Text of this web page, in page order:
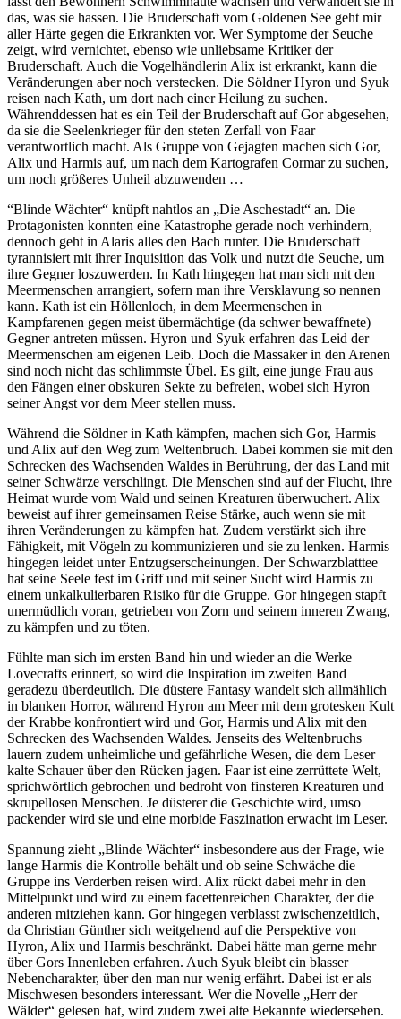
das, was sie hassen. Die Bruderschaft vom Goldenen See geht mir
aller Härte gegen die Erkrankten vor. Wer Symptome der Seuche
zeigt, wird vernichtet, ebenso wie unliebsame Kritiker der
Bruderschaft. Auch die Vogelhändlerin Alix ist erkrankt, kann die
Veränderungen aber noch verstecken. Die Söldner Hyron und Syuk
reisen nach Kath, um dort nach einer Heilung zu suchen.
Währenddessen hat es ein Teil der Bruderschaft auf Gor abgesehen,
da sie die Seelenkrieger für den steten Zerfall von Faar
verantwortlich macht. Als Gruppe von Gejagten machen sich Gor,
Alix und Harmis auf, um nach dem Kartografen Cormar zu suchen,
um noch größeres Unheil abzuwenden …
“Blinde Wächter“ knüpft nahtlos an „Die Aschestadt“ an. Die
Protagonisten konnten eine Katastrophe gerade noch verhindern,
dennoch geht in Alaris alles den Bach runter. Die Bruderschaft
tyrannisiert mit ihrer Inquisition das Volk und nutzt die Seuche, um
ihre Gegner loszuwerden. In Kath hingegen hat man sich mit den
Meermenschen arrangiert, sofern man ihre Versklavung so nennen
kann. Kath ist ein Höllenloch, in dem Meermenschen in
Kampfarenen gegen meist übermächtige (da schwer bewaffnete)
Gegner antreten müssen. Hyron und Syuk erfahren das Leid der
Meermenschen am eigenen Leib. Doch die Massaker in den Arenen
sind noch nicht das schlimmste Übel. Es gilt, eine junge Frau aus
den Fängen einer obskuren Sekte zu befreien, wobei sich Hyron
seiner Angst vor dem Meer stellen muss.
Während die Söldner in Kath kämpfen, machen sich Gor, Harmis
und Alix auf den Weg zum Weltenbruch. Dabei kommen sie mit den
Schrecken des Wachsenden Waldes in Berührung, der das Land mit
seiner Schwärze verschlingt. Die Menschen sind auf der Flucht, ihre
Heimat wurde vom Wald und seinen Kreaturen überwuchert. Alix
beweist auf ihrer gemeinsamen Reise Stärke, auch wenn sie mit
ihren Veränderungen zu kämpfen hat. Zudem verstärkt sich ihre
Fähigkeit, mit Vögeln zu kommunizieren und sie zu lenken. Harmis
hingegen leidet unter Entzugserscheinungen. Der Schwarzblatttee
hat seine Seele fest im Griff und mit seiner Sucht wird Harmis zu
einem unkalkulierbaren Risiko für die Gruppe. Gor hingegen stapft
unermüdlich voran, getrieben von Zorn und seinem inneren Zwang,
zu kämpfen und zu töten.
Fühlte man sich im ersten Band hin und wieder an die Werke
Lovecrafts erinnert, so wird die Inspiration im zweiten Band
geradezu überdeutlich. Die düstere Fantasy wandelt sich allmählich
in blanken Horror, während Hyron am Meer mit dem grotesken Kult
der Krabbe konfrontiert wird und Gor, Harmis und Alix mit den
Schrecken des Wachsenden Waldes. Jenseits des Weltenbruchs
lauern zudem unheimliche und gefährliche Wesen, die dem Leser
kalte Schauer über den Rücken jagen. Faar ist eine zerrüttete Welt,
sprichwörtlich gebrochen und bedroht von finsteren Kreaturen und
skrupellosen Menschen. Je düsterer die Geschichte wird, umso
packender wird sie und eine morbide Faszination erwacht im Leser.
Spannung zieht „Blinde Wächter“ insbesondere aus der Frage, wie
lange Harmis die Kontrolle behält und ob seine Schwäche die
Gruppe ins Verderben reisen wird. Alix rückt dabei mehr in den
Mittelpunkt und wird zu einem facettenreichen Charakter, der die
anderen mitziehen kann. Gor hingegen verblasst zwischenzeitlich,
da Christian Günther sich weitgehend auf die Perspektive von
Hyron, Alix und Harmis beschränkt. Dabei hätte man gerne mehr
über Gors Innenleben erfahren. Auch Syuk bleibt ein blasser
Nebencharakter, über den man nur wenig erfährt. Dabei ist er als
Mischwesen besonders interessant. Wer die Novelle „Herr der
Wälder“ gelesen hat, wird zudem zwei alte Bekannte wiedersehen.